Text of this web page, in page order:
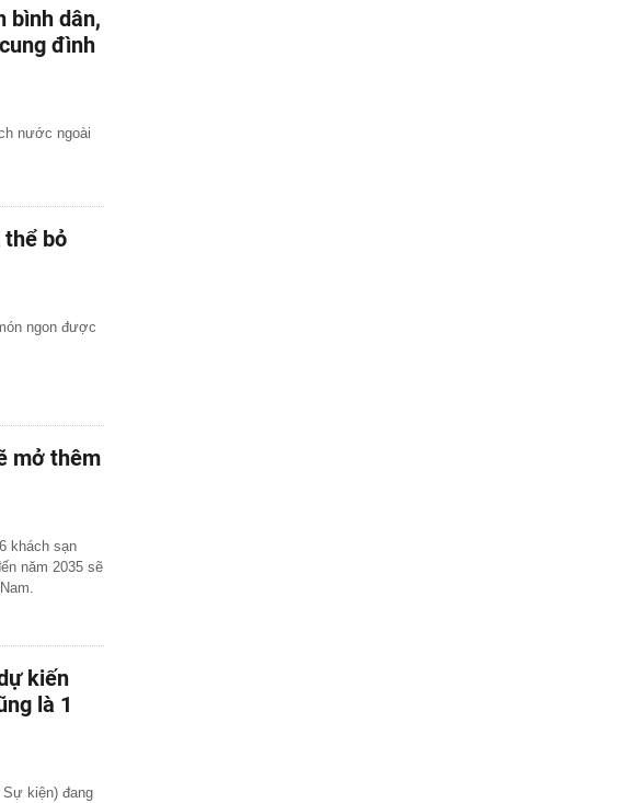
bình dân,
đình
nước ngoài
thể bỏ
ngon được
mở thêm
khách sạn
năm 2035 sẽ
kiến
là 1
kiện) đang